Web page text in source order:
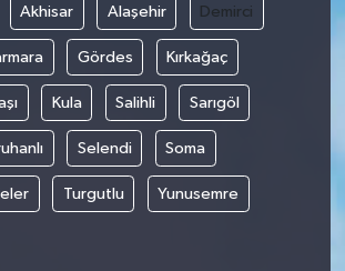
Akhisar Alaşehir Demirci
Gördes Kırkağaç
Kula Salihli Sarıgöl
Selendi Soma
Turgutlu Yunusemre